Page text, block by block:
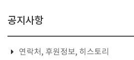
공지사항
연락처, 후원정보, 히스토리